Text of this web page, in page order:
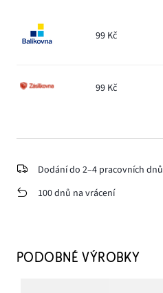
99 Kč
99 Kč
Dodání do 2–4 pracovních dnů
100 dnů na vrácení
PODOBNÉ VÝROBKY